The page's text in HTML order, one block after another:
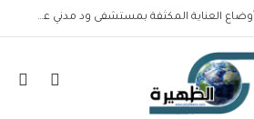
والي الجزيرة يقف على أوضاع العناية المكثفة بمستشفى ود مدني عقب احتواء حريق محدود ناجم عن صعق كهربائي
تسجيل